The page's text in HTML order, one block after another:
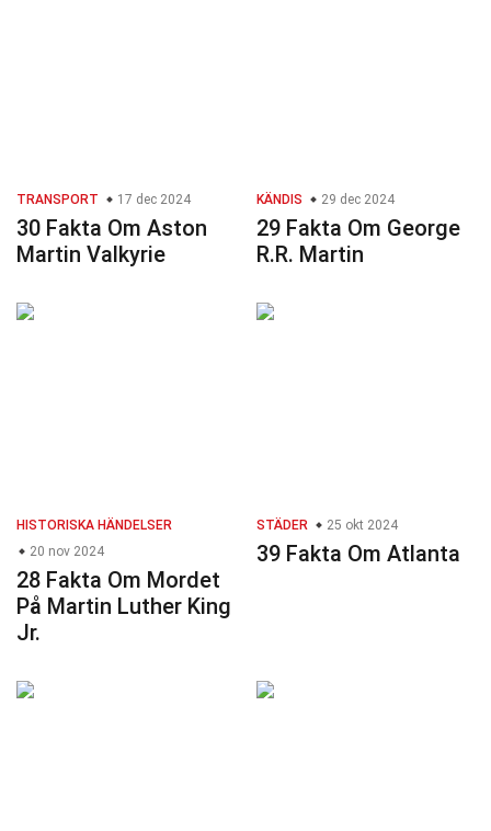
TRANSPORT 17 dec 2024
30 Fakta Om Aston
Martin Valkyrie
KÄNDIS 29 dec 2024
29 Fakta Om George
R.R. Martin
HISTORISKA HÄNDELSER
20 nov 2024
28 Fakta Om Mordet
På Martin Luther King
Jr.
STÄDER 25 okt 2024
39 Fakta Om Atlanta